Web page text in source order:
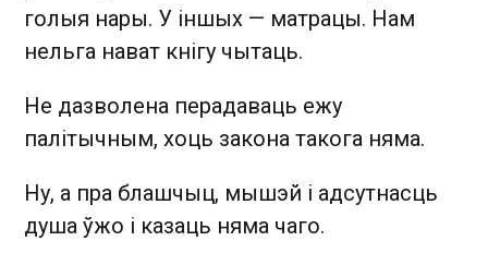
голыя нары. У іншых — матрацы. Нам
нельга нават кнігу чытаць.
Не дазволена перадаваць ежу
палітычным, хоць закона такога няма.
Ну, а пра блашчыц, мышэй і адсутнасць
душа ўжо і казаць няма чаго.